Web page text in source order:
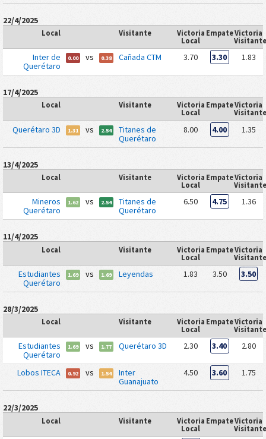
22/4/2025
Local Visitante
Victoria
Local
EmpateVictoria
Inter de
Querétaro
0.00 vs 0.38 Cañada CTM 3.70 3.30 1.83
17/4/2025
Local Visitante
Victoria
Local
EmpateVictoria
Querétaro 3D 1.31 vs 2.54
Titanes de
Querétaro
8.00 4.00 1.35
13/4/2025
Local Visitante
Victoria
Local
EmpateVictoria
Mineros
Querétaro
1.62 vs 2.54
Titanes de
Querétaro
6.50 4.75 1.36
11/4/2025
Local Visitante
Victoria
Local
EmpateVictoria
Estudiantes
Querétaro
1.69 vs 1.69 Leyendas 1.83 3.50 3.50
28/3/2025
Local Visitante
Victoria
Local
EmpateVictoria
Estudiantes
Querétaro
1.69 vs 1.77 Querétaro 3D 2.30 3.40 2.80
Lobos ITECA 0.92 vs 1.54
Inter
Guanajuato
4.50 3.60 1.75
22/3/2025
Local Visitante
Victoria
Local
EmpateVictoria